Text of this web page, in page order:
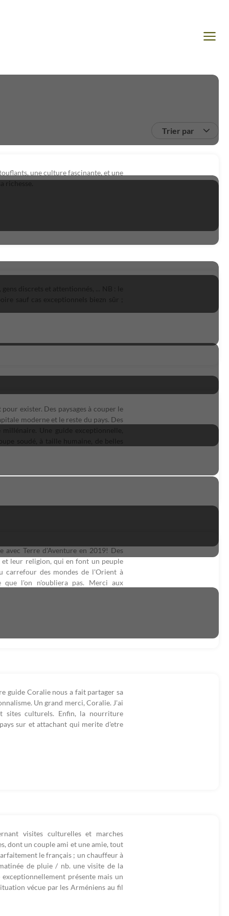
Trier par
une culture fascinante, et une
exister. Des paysages à couper le
moderne et le reste du pays. Des
avec Terre d'Aventure en 2019! Des
et leur religion, qui en font un peuple
carrefour des mondes de l'Orient à
l'on n'oubliera pas. Merci aux
guide Coralie nous a fait partager sa
Un grand merci, Coralie. J'ai
sites culturels. Enfin, la nourriture
sur et attachant qui merite d'etre
visites culturelles et marches
dont un couple ami et une amie, tout
le français ; un chauffeur à
de pluie / nb. une visite de la
présente mais un
vécue par les Arméniens au fil